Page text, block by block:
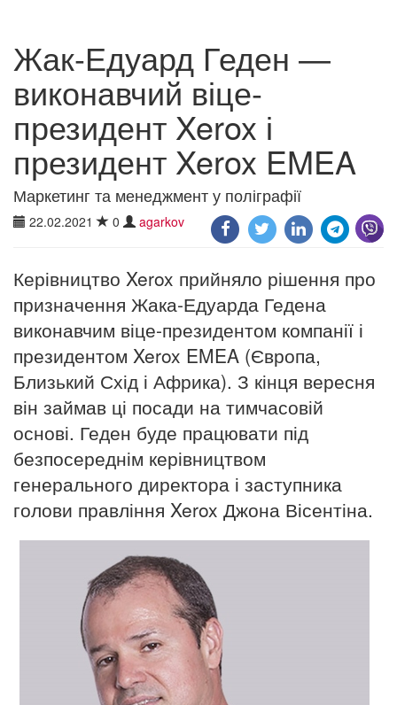
Жак-Едуард Геден —
виконавчий віце-
президент Xerox і
президент Xerox EMEA
Маркетинг та менеджмент у поліграфії
22.02.2021 0 agarkov
Керівництво Xerox прийняло рішення про
призначення Жака-Едуарда Гедена
виконавчим віце-президентом компанії і
президентом Xerox EMEA (Європа,
Близький Схід і Африка). З кінця вересня
він займав ці посади на тимчасовій
основі. Геден буде працювати під
безпосереднім керівництвом
генерального директора і заступника
голови правління Xerox Джона Вісентіна.